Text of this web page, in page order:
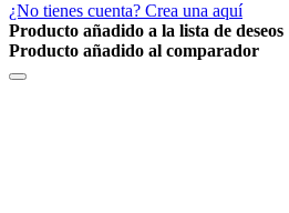
¿No tienes cuenta? Crea una aquí
Producto añadido a la lista de deseos
Producto añadido al comparador